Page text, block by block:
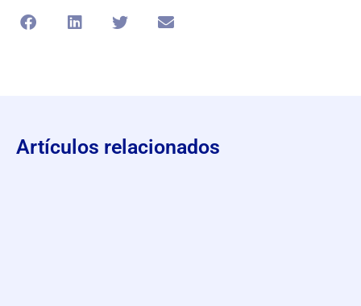
Artículos relacionados